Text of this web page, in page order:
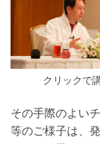
クリックで
その手際のよい
等のご様子は、